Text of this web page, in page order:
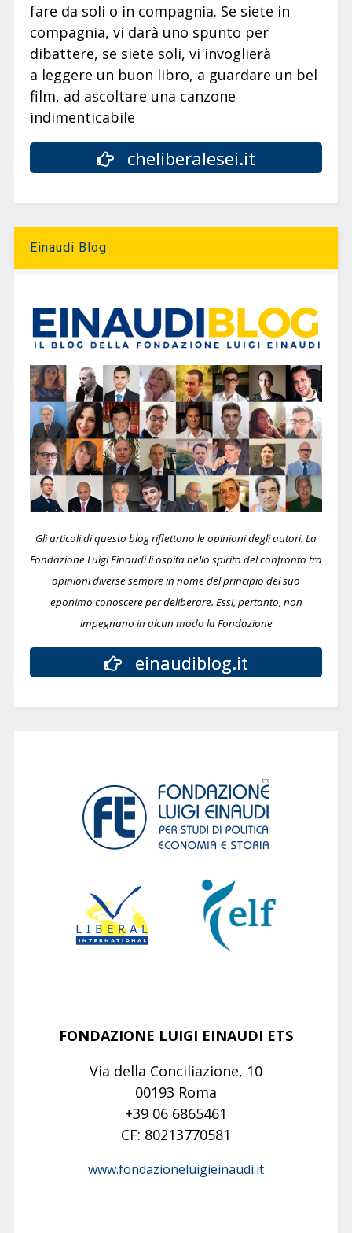
fare da soli o in compagnia. Se siete in
compagnia, vi darà uno spunto per
dibattere, se siete soli, vi invoglierà
a leggere un buon libro, a guardare un bel
film, ad ascoltare una canzone
indimenticabile
cheliberalesei.it
Einaudi Blog
Gli articoli di questo blog riflettono le opinioni degli autori. La
Fondazione Luigi Einaudi li ospita nello spirito del confronto tra
opinioni diverse sempre in nome del principio del suo
eponimo conoscere per deliberare. Essi, pertanto, non
impegnano in alcun modo la Fondazione
einaudiblog.it
FONDAZIONE LUIGI EINAUDI ETS
Via della Conciliazione, 10
00193 Roma
+39 06 6865461
CF: 80213770581
www.fondazioneluigieinaudi.it